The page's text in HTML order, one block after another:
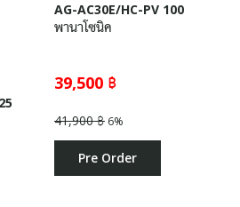
AG-AC30E/HC-PV 100
พานาโซนิค
39,500 ฿
41,900 ฿ 6%
Pre Order